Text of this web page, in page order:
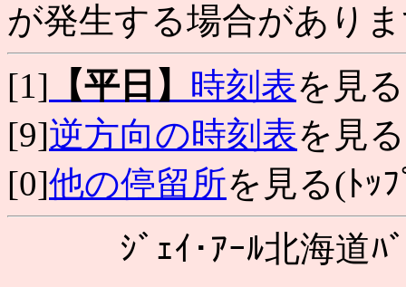
が発生する場合があり
[1] 【平日】 時刻表を見る
[9]逆方向の時刻表を見る
[0]他の停留所を見る(ﾄｯ
ｼﾞｪｲ･ｱｰﾙ北海道